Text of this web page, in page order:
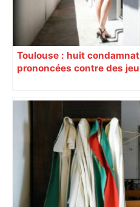
Toulouse : huit
prononcées contre des